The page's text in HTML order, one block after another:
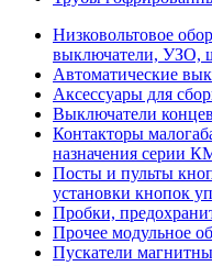
Низковольтовое
выключатели, УЗО,
Автоматические
Аксессуары для
Выключатели
Контакторы
назначения серии
Посты и пульты
установки кнопок
Пробки,
Прочее модульное
Пускатели